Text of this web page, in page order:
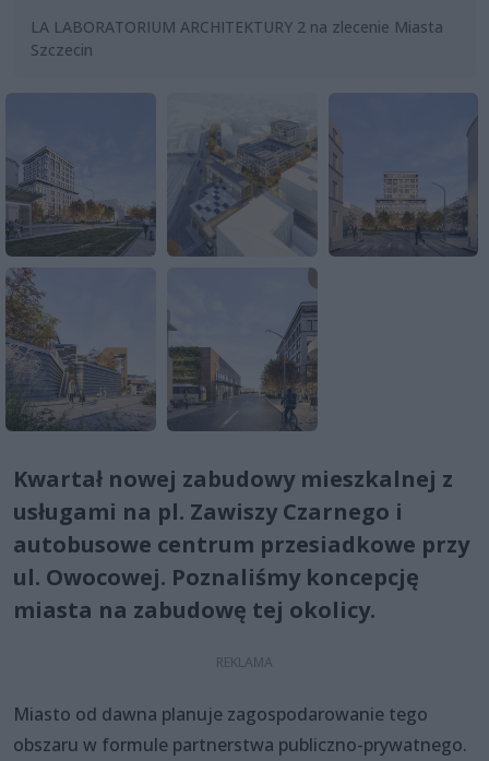
LA LABORATORIUM ARCHITEKTURY 2 na zlecenie Miasta
Szczecin
Kwartał nowej zabudowy mieszkalnej z
usługami na pl. Zawiszy Czarnego i
autobusowe centrum przesiadkowe przy
ul. Owocowej. Poznaliśmy koncepcję
miasta na zabudowę tej okolicy.
Miasto od dawna planuje zagospodarowanie tego
obszaru w formule partnerstwa publiczno-prywatnego.